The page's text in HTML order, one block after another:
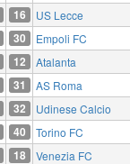
16 US Lecce
30 Empoli FC
12 Atalanta
31 AS Roma
32 Udinese Calcio
40 Torino FC
18 Venezia FC